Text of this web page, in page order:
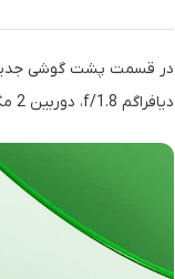
دیافراگم f/1.8، دوربین 2 مگاپیکسلی ماکرو و در آخر یک دوربین 2 مگاپیکسلی تشخیص عمق تصویر تشکیل شده‌است.